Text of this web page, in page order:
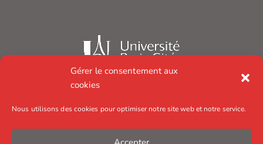
Gérer le consentement aux
cookies
Nous utilisons des cookies pour optimiser notre site web et notre service.